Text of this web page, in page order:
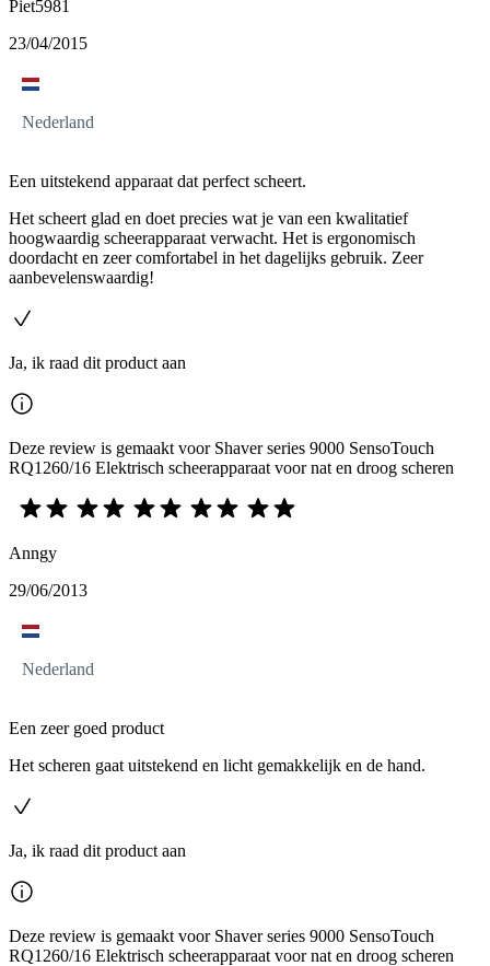
Piet5981
23/04/2015
Nederland
Een uitstekend apparaat dat perfect scheert.
Het scheert glad en doet precies wat je van een kwalitatief
hoogwaardig scheerapparaat verwacht. Het is ergonomisch
doordacht en zeer comfortabel in het dagelijks gebruik. Zeer
aanbevelenswaardig!
Ja, ik raad dit product aan
Deze review is gemaakt voor Shaver series 9000 SensoTouch
RQ1260/16 Elektrisch scheerapparaat voor nat en droog scheren
Anngy
29/06/2013
Nederland
Een zeer goed product
Het scheren gaat uitstekend en licht gemakkelijk en de hand.
Ja, ik raad dit product aan
Deze review is gemaakt voor Shaver series 9000 SensoTouch
RQ1260/16 Elektrisch scheerapparaat voor nat en droog scheren